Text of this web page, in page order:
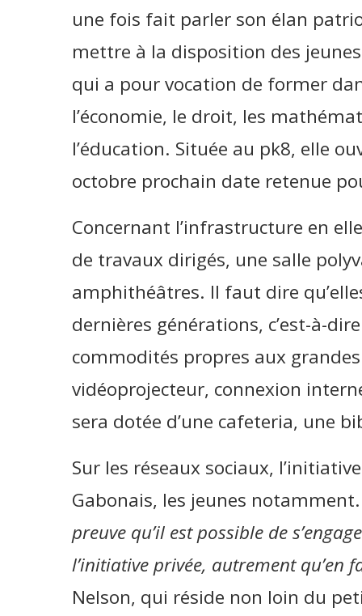
une fois fait parler son élan
mettre à la disposition des
qui a pour vocation de former
l’économie, le droit, les
l’éducation. Située au pk8, elle
octobre prochain date retenue
Concernant l’infrastructure en
de travaux dirigés, une salle
amphithéâtres. Il faut dire
dernières générations, c’est-à-
commodités propres aux
vidéoprojecteur, connexion
sera dotée d’une cafeteria, une
Sur les réseaux sociaux,
Gabonais, les jeunes
preuve qu’il est possible de
l’initiative privée, autrement qu’en
Nelson, qui réside non loin du